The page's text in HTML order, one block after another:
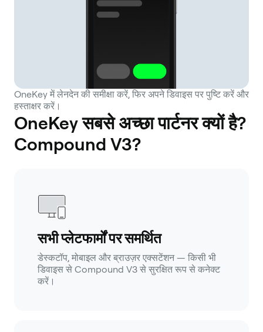
OneKey में लेनदेन की समीक्षा करें, फिर अपने डिवाइस पर पुष्टि करें और
हस्ताक्षर करें।
OneKey सबसे अच्छा पार्टनर क्यों है?
Compound V3?
सभी प्लेटफार्मों पर समर्थित
डेस्कटॉप, मोबाइल और ब्राउज़र एक्सटेंशन — किसी भी
डिवाइस से Compound V3 से सुरक्षित रूप से कनेक्ट
करें।